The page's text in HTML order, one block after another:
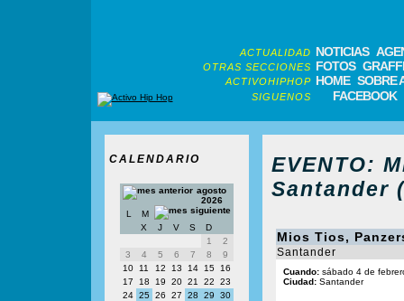
ACTUALIDAD NOTICIAS
OTRAS SECCIONES FOTOS
ACTIVOHIPHOP HOME SOBRE
SIGUENOS FACEBOOK
CALENDARIO
agosto
2026
L
M
X
J V S
D
1
2
3
4 5 6 7 8
9
10
11 12 13 14 15
16
17
18 19 20 21 22
23
24 25 26 27 28 29
30
EVENTO:
Santander
Mios Tios,
Santander
Cuando:sábado 4 de
Ciudad:Santander